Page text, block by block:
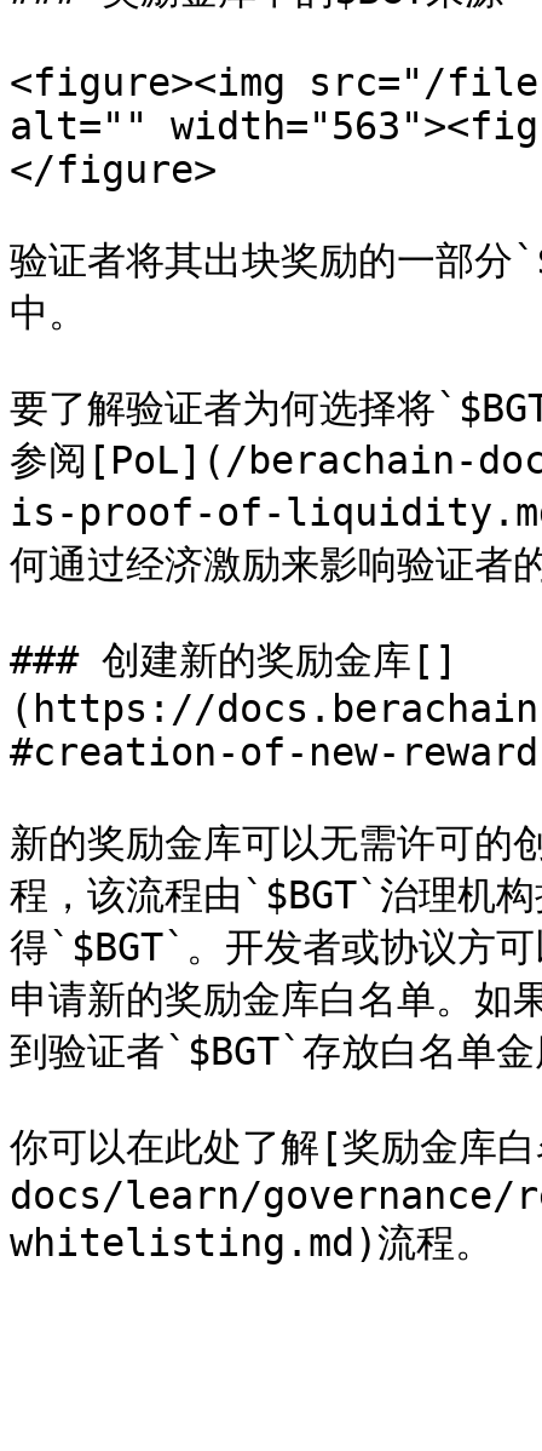
<figure><img src="/files/
alt=""
</figure>
验证者将其出块奖励的一部分
中。
要了解验证者为何选择将
参阅[PoL](/berachain-
is-proof-of-liquidity.md)
何通过经济激励来影响验证者
### 创建新的奖励金库[​]
(https://
#creation-of-new-
新的奖励金库可以无需许可的
程，该流程由`$BGT`治理机
得`$BGT`。开发者或协议方
申请新的奖励金库白名单。如
到验证者`$BGT`存放白名单
你可以在此处了解[奖励金
docs/learn/governance/